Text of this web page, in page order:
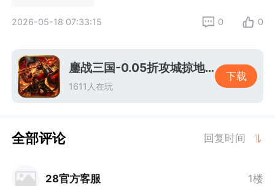
2026-05-18 07:33:15 0 0
鏖战三国-0.05折攻城掠地-混服
1611人在玩
下载
全部评论 回复时间
28官方客服 1楼